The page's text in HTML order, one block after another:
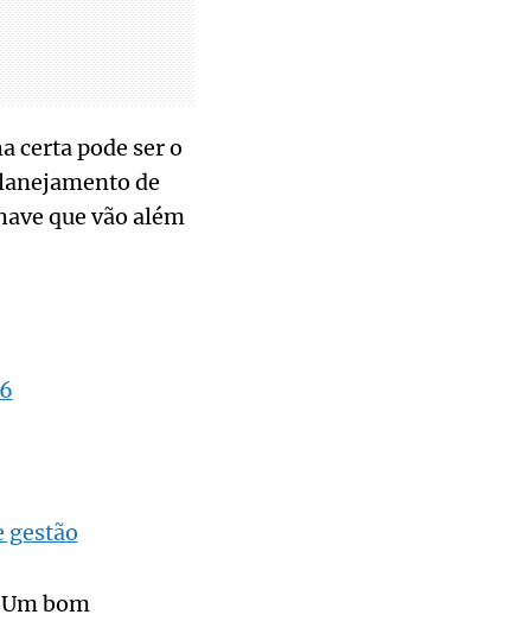
certa pode ser o
de
que vão além
gestão
bom